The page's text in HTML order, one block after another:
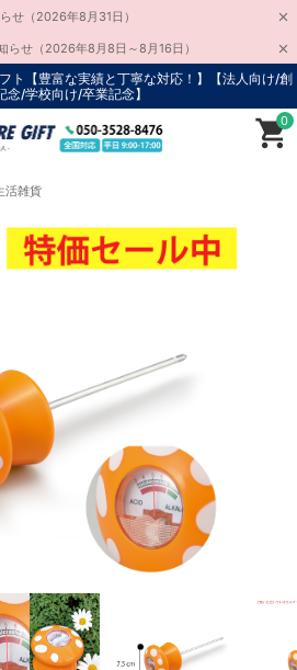
（2026年8月31日）
せ（2026年8月8日～8月16日）
ト【豊富な実績と丁寧な対応！】
【法人向け/創
念/学校向け/卒業記念】
0
活雑貨